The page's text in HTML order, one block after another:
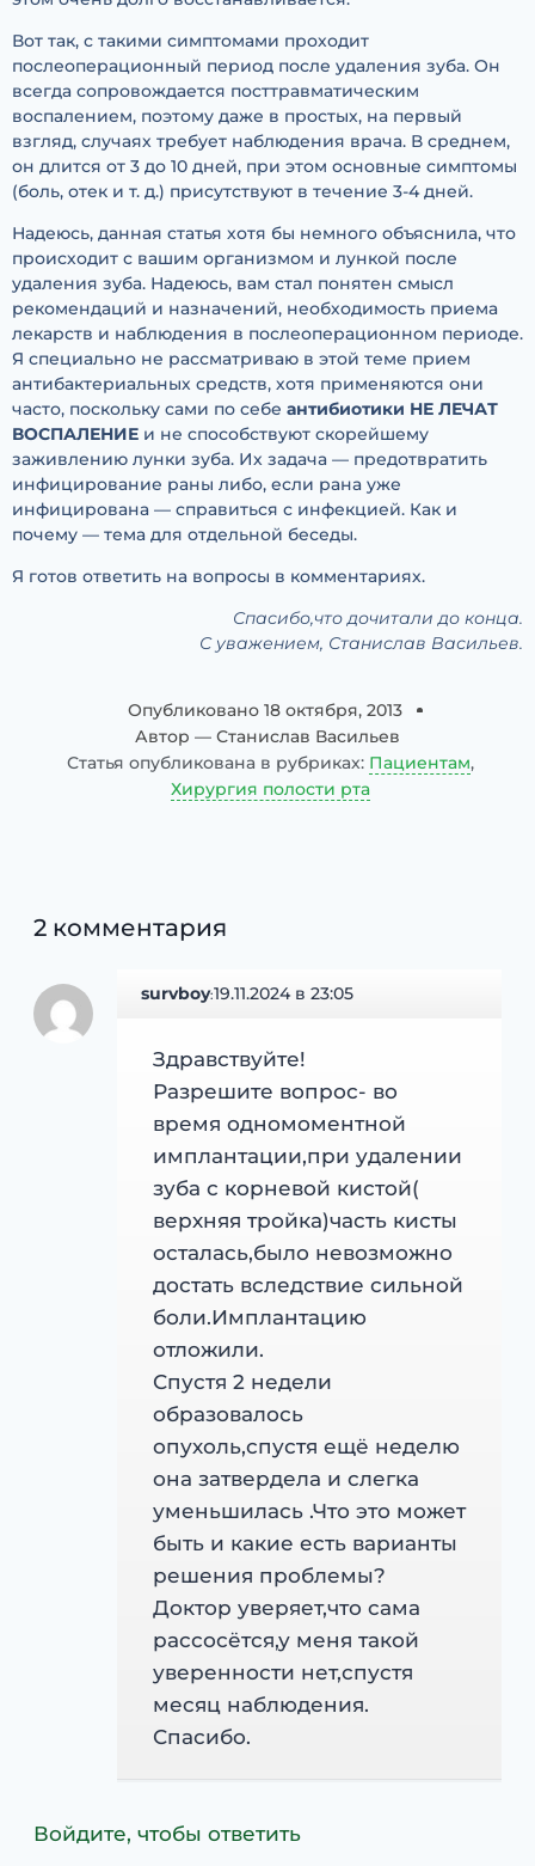
Вот так, с такими симптомами проходит
послеоперационный период после удаления зуба. Он
всегда сопровождается посттравматическим
воспалением, поэтому даже в простых, на первый
взгляд, случаях требует наблюдения врача. В среднем,
он длится от 3 до 10 дней, при этом основные симптомы
(боль, отек и т. д.) присутствуют в течение 3-4 дней.
Надеюсь, данная статья хотя бы немного объяснила, что
происходит с вашим организмом и лункой после
удаления зуба. Надеюсь, вам стал понятен смысл
рекомендаций и назначений, необходимость приема
лекарств и наблюдения в послеоперационном периоде.
Я специально не рассматриваю в этой теме прием
антибактериальных средств, хотя применяются они
часто, поскольку сами по себе антибиотики НЕ ЛЕЧАТ
ВОСПАЛЕНИЕ и не способствуют скорейшему
заживлению лунки зуба. Их задача — предотвратить
инфицирование раны либо, если рана уже
инфицирована — справиться с инфекцией. Как и
почему — тема для отдельной беседы.
Я готов ответить на вопросы в комментариях.
Спасибо,что дочитали до конца.
С уважением, Станислав Васильев.
Опубликовано 18 октября, 2013
Автор — Станислав Васильев
Статья опубликована в рубриках: Пациентам,
Хирургия полости рта
2 комментария
survboy:19.11.2024 в 23:05
Здравствуйте!
Разрешите вопрос- во
время одномоментной
имплантации,при удалении
зуба с корневой кистой(
верхняя тройка)часть кисты
осталась,было невозможно
достать вследствие сильной
боли.Имплантацию
отложили.
Спустя 2 недели
образовалось
опухоль,спустя ещё неделю
она затвердела и слегка
уменьшилась .Что это может
быть и какие есть варианты
решения проблемы?
Доктор уверяет,что сама
рассосётся,у меня такой
уверенности нет,спустя
месяц наблюдения.
Спасибо.
Войдите, чтобы ответить